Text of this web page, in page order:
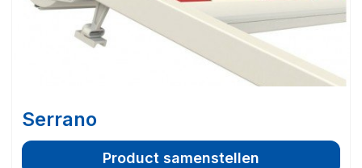
Serrano
Product samenstellen